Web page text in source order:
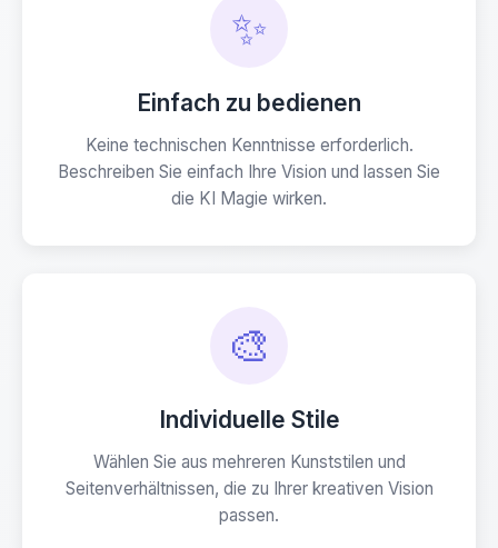
✨
Einfach zu bedienen
Keine technischen Kenntnisse erforderlich.
Beschreiben Sie einfach Ihre Vision und lassen Sie
die KI Magie wirken.
🎨
Individuelle Stile
Wählen Sie aus mehreren Kunststilen und
Seitenverhältnissen, die zu Ihrer kreativen Vision
passen.